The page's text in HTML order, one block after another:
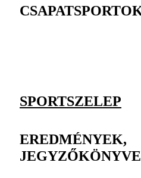
SPORTSZELEP
EREDMÉNYEK,